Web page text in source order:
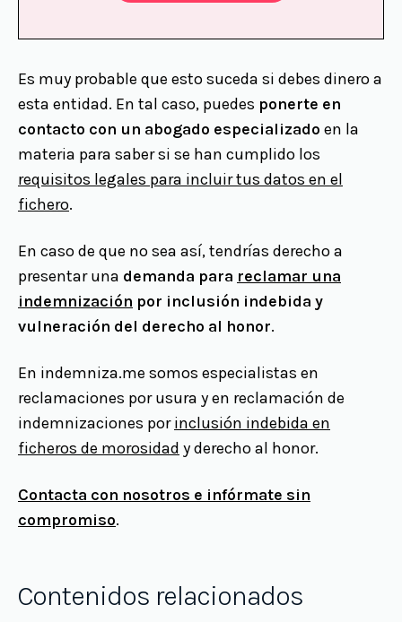
Es muy probable que esto suceda si debes dinero a
esta entidad. En tal caso, puedes ponerte en
contacto con un abogado especializado en la
materia para saber si se han cumplido los
requisitos legales para incluir tus datos en el
fichero.
En caso de que no sea así, tendrías derecho a
presentar una demanda para reclamar una
indemnización por inclusión indebida y
vulneración del derecho al honor.
En indemniza.me somos especialistas en
reclamaciones por usura y en reclamación de
indemnizaciones porinclusión indebida en
ficheros de morosidad y derecho al honor.
Contacta con nosotros e infórmate sin
compromiso.
Contenidos relacionados